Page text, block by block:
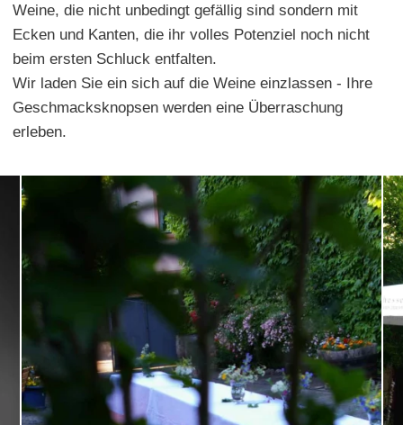
Weine, die nicht unbedingt gefällig sind sondern mit
Ecken und Kanten, die ihr volles Potenziel noch nicht
beim ersten Schluck entfalten.
Wir laden Sie ein sich auf die Weine einzlassen - Ihre
Geschmacksknopsen werden eine Überraschung
erleben.